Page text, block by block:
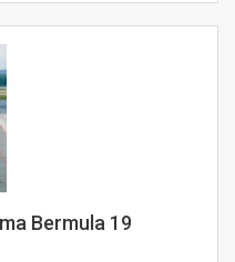
Bermula 19